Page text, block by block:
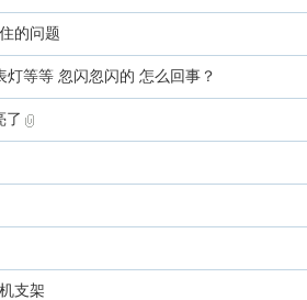
的问题
灯等等 忽闪忽闪的 怎么回事？
了
支架